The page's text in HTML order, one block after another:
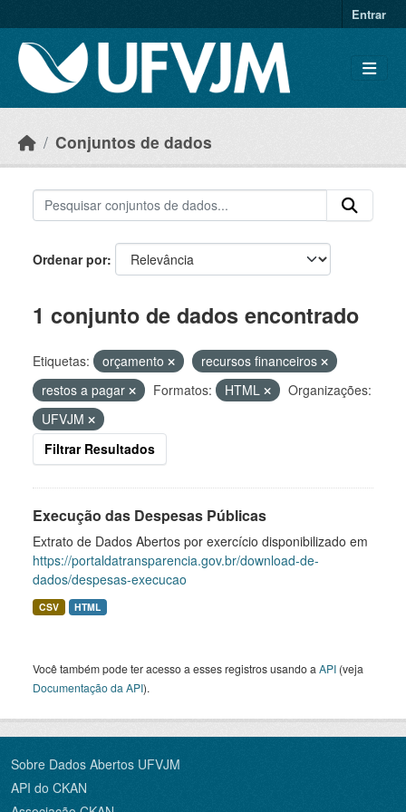
Entrar
Conjuntos de dados
Ordenar por
1 conjunto de dados encontrado
Etiquetas: orçamento
recursos financeiros
restos a pagar
Formatos: HTML
Organizações:
UFVJM
Filtrar Resultados
Execução das Despesas Públicas
Extrato de Dados Abertos por exercício disponibilizado em
https://portaldatransparencia.gov.br/download-de-
dados/despesas-execucao
CSV HTML
Você também pode ter acesso a esses registros usando a API (veja
Documentação da API).
Sobre Dados Abertos UFVJM
API do CKAN